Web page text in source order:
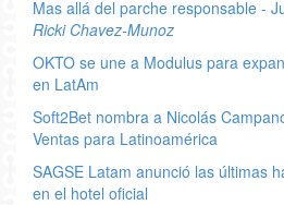
Mas allá del parche responsable -
Ricki Chavez-Munoz
OKTO se une a Modulus para
en LatAm
Soft2Bet nombra a Nicolás
Ventas para Latinoamérica
SAGSE Latam anunció las últimas
en el hotel oficial